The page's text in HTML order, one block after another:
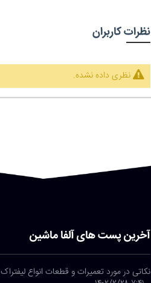
نظرات کاربران
نظری داده نشده.
آخرین پست های آلفا ماشین
نکاتی در مورد تعمیرات و قطعات انواع لیفتراک